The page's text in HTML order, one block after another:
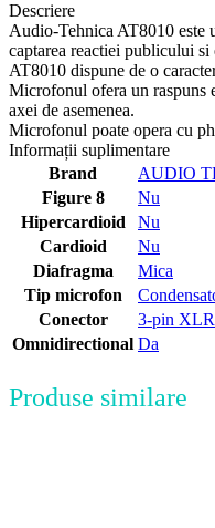
Descriere
Audio-Tehnica AT8010 este
captarea reactiei publicului si
AT8010 dispune de o
Microfonul ofera un raspuns
axei de asemenea.
Microfonul poate opera cu
Informații suplimentare
Brand
AUDIO
Figure 8
Nu
Hipercardioid
Nu
Cardioid
Nu
Diafragma
Mica
Tip microfon
Conector
3-pin
Omnidirectional Da
Produse similare